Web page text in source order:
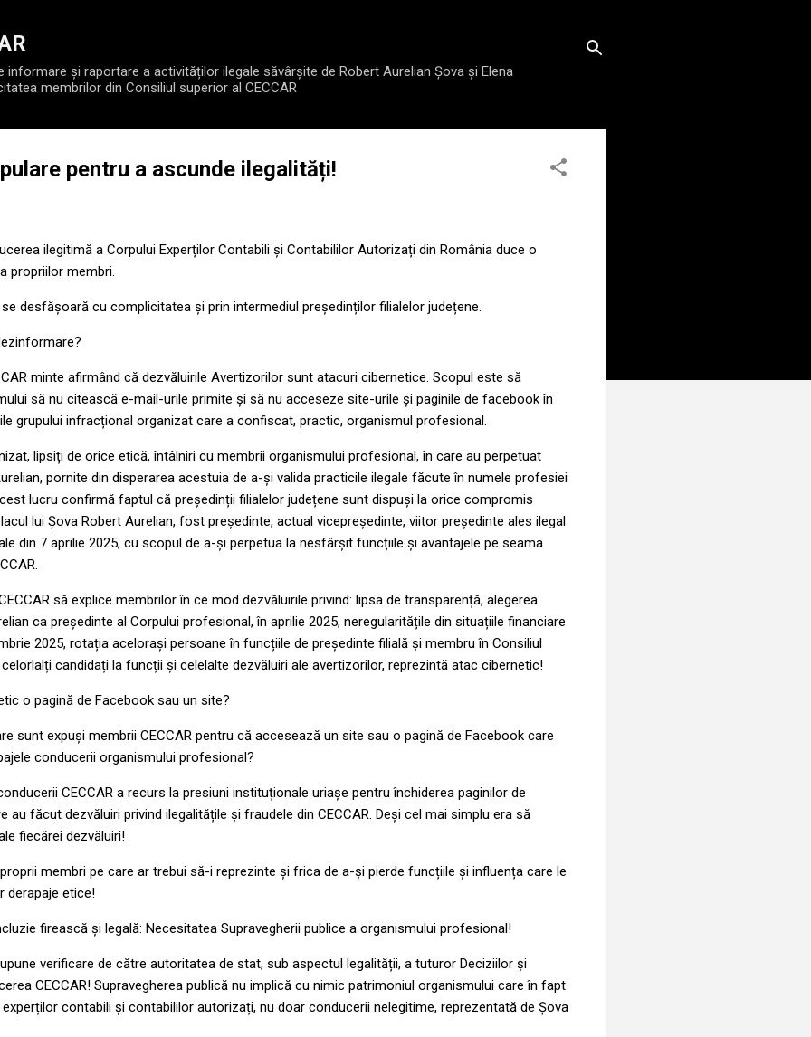
informare și raportare a activităților ilegale săvârșite de Robert Aurelian Șova și Elena
membrilor din Consiliul superior al CECCAR
pentru a ascunde ilegalități!
ilegitimă a Corpului Experților Contabili și Contabililor Autorizați din România duce o
propriilor membri.
desfășoară cu complicitatea și prin intermediul președinților filialelor județene.
minte afirmând că dezvăluirile Avertizorilor sunt atacuri cibernetice. Scopul este să
să nu citească e-mail-urile primite și să nu acceseze site-urile și paginile de facebook în
grupului infracțional organizat care a confiscat, practic, organismul profesional.
lipsiți de orice etică, întâlniri cu membrii organismului profesional, în care au perpetuat
pornite din disperarea acestuia de a-și valida practicile ilegale făcute în numele profesiei
lucru confirmă faptul că președinții filialelor județene sunt dispuși la orice compromis
lui Șova Robert Aurelian, fost președinte, actual vicepreședinte, viitor președinte ales ilegal
din 7 aprilie 2025, cu scopul de a-și perpetua la nesfârșit funcțiile și avantajele pe seama
să explice membrilor în ce mod dezvăluirile privind: lipsa de transparență, alegerea
ca președinte al Corpului profesional, în aprilie 2025, neregularitățile din situațiile financiare
2025, rotația acelorași persoane în funcțiile de președinte filială și membru în Consiliul
candidați la funcții și celelalte dezvăluiri ale avertizorilor, reprezintă atac cibernetic!
o pagină de Facebook sau un site?
sunt expuși membrii CECCAR pentru că accesează un site sau o pagină de Facebook care
conducerii organismului profesional?
CECCAR a recurs la presiuni instituționale uriașe pentru închiderea paginilor de
făcut dezvăluiri privind ilegalitățile și fraudele din CECCAR. Deși cel mai simplu era să
fiecărei dezvăluiri!
membri pe care ar trebui să-i reprezinte și frica de a-și pierde funcțiile și influența care le
derapaje etice!
firească și legală: Necesitatea Supravegherii publice a organismului profesional!
verificare de către autoritatea de stat, sub aspectul legalității, a tuturor Deciziilor și
CECCAR! Supravegherea publică nu implică cu nimic patrimoniul organismului care în fapt
contabili și contabililor autorizați, nu doar conducerii nelegitime, reprezentată de Șova